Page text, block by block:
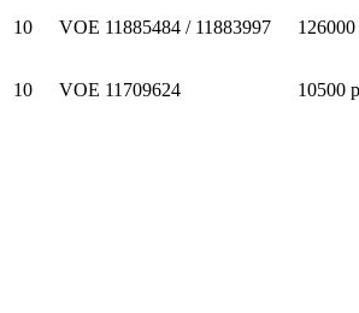
10 VOE 11885484 / 11883997
10 VOE 11709624 10500